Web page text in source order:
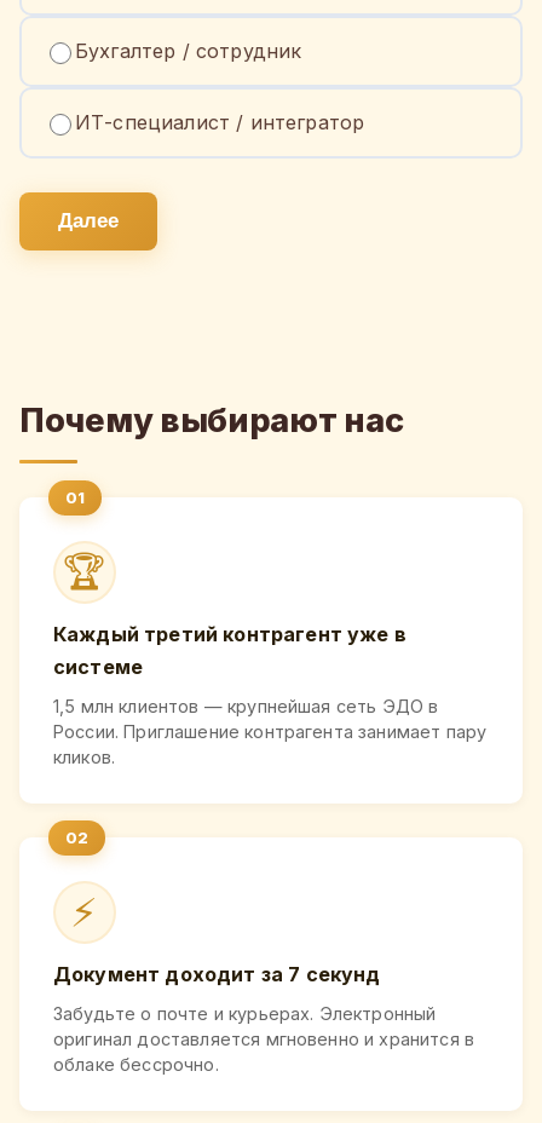
Бухгалтер / сотрудник
ИТ-специалист / интегратор
Далее
Почему выбирают нас
🏆
Каждый третий контрагент уже в
системе
1,5 млн клиентов — крупнейшая сеть ЭДО в
России. Приглашение контрагента занимает пару
кликов.
⚡
Документ доходит за 7 секунд
Забудьте о почте и курьерах. Электронный
оригинал доставляется мгновенно и хранится в
облаке бессрочно.